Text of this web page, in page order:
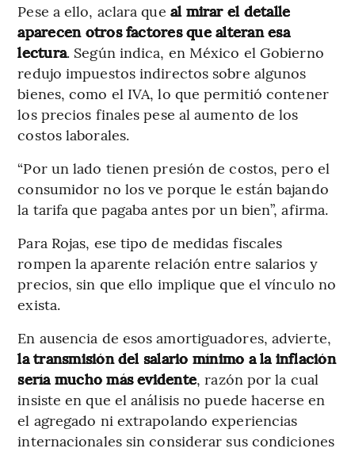
Pese a ello, aclara que al mirar el detalle
aparecen otros factores que alteran esa
lectura. Según indica, en México el Gobierno
redujo impuestos indirectos sobre algunos
bienes, como el IVA, lo que permitió contener
los precios finales pese al aumento de los
costos laborales.
“Por un lado tienen presión de costos, pero el
consumidor no los ve porque le están bajando
la tarifa que pagaba antes por un bien”, afirma.
Para Rojas, ese tipo de medidas fiscales
rompen la aparente relación entre salarios y
precios, sin que ello implique que el vínculo no
exista.
En ausencia de esos amortiguadores, advierte,
la transmisión del salario mínimo a la inflación
sería mucho más evidente, razón por la cual
insiste en que el análisis no puede hacerse en
el agregado ni extrapolando experiencias
internacionales sin considerar sus condiciones